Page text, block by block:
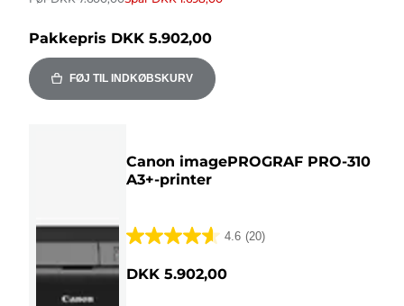
Pakkepris DKK 5.902,00
FØJ TIL INDKØBSKURV
Canon imagePROGRAF PRO-310
A3+-printer
4.6 (20)
4.6
ud
DKK 5.902,00